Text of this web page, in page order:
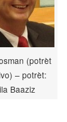
(potrèt
– potrèt:
Baaziz